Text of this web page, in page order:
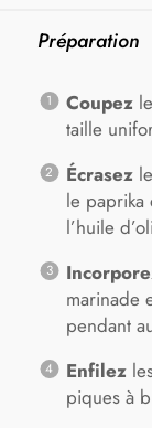
Préparation
Coupezle
taille
Écrasez
le paprika
l’huile
marinade
pendant
Enfilez
piques à